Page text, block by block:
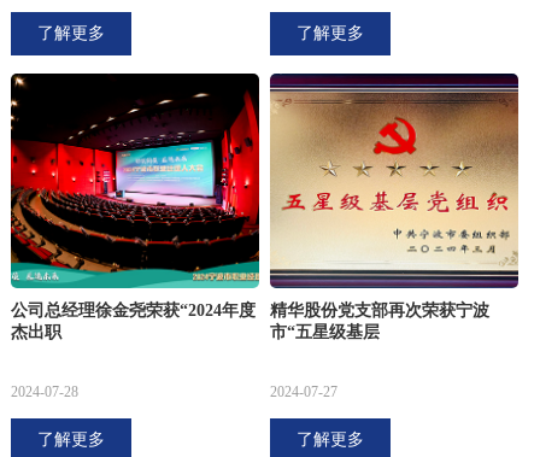
了解更多 了解更多
公司总经理徐金尧荣获“2024年度
杰出职
2024-07-28
了解更多
精华股份党支部再次荣获宁波
市“五星级基层
2024-07-27
了解更多